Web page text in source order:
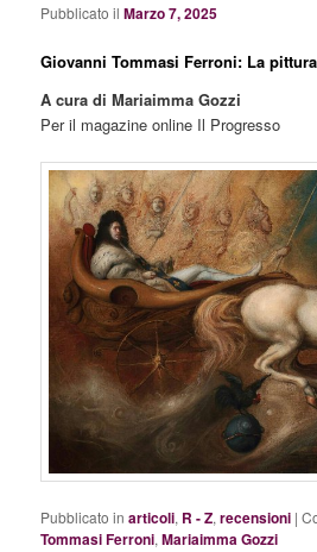
Pubblicato ilMarzo 7, 2025
Giovanni Tommasi Ferroni: La
A cura di Mariaimma Gozzi
Per il magazine online Il Progresso
Pubblicato in articoli, R - Z,recensioni |
Tommasi Ferroni,Mariaimma Gozzi